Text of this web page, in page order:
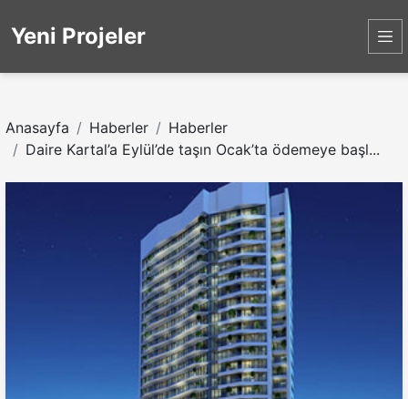
Yeni Projeler
Anasayfa Haberler
Haberler
Daire Kartal’a Eylül’de taşın Ocak’ta ödemeye başl...